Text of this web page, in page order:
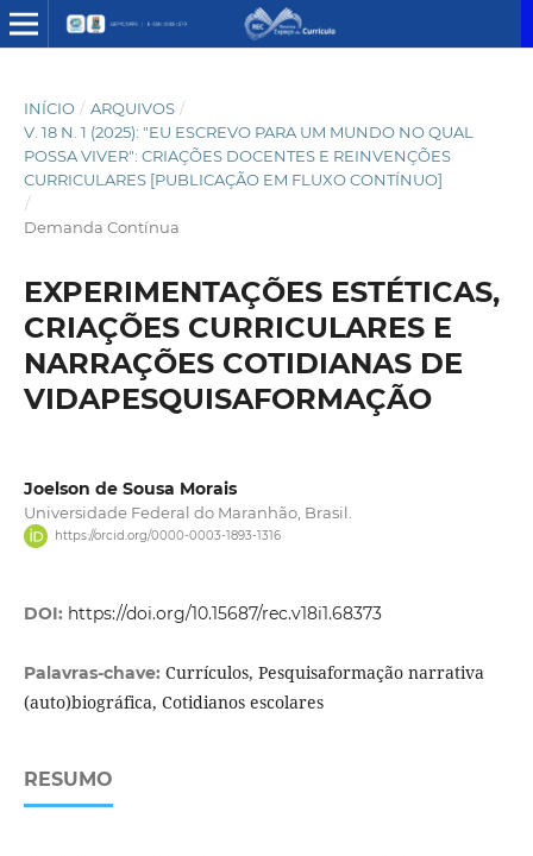
INÍCIO / ARQUIVOS /
V. 18 N. 1 (2025): "EU ESCREVO PARA UM MUNDO NO QUAL
POSSA VIVER": CRIAÇÕES DOCENTES E REINVENÇÕES
CURRICULARES [PUBLICAÇÃO EM FLUXO CONTÍNUO]
/
Demanda Contínua
EXPERIMENTAÇÕES ESTÉTICAS,
CRIAÇÕES CURRICULARES E
NARRAÇÕES COTIDIANAS DE
VIDAPESQUISAFORMAÇÃO
Joelson de Sousa Morais
Universidade Federal do Maranhão, Brasil.
https://orcid.org/0000-0003-1893-1316
DOI: https://doi.org/10.15687/rec.v18i1.68373
Palavras-chave: Currículos, Pesquisaformação narrativa
(auto)biográfica, Cotidianos escolares
RESUMO